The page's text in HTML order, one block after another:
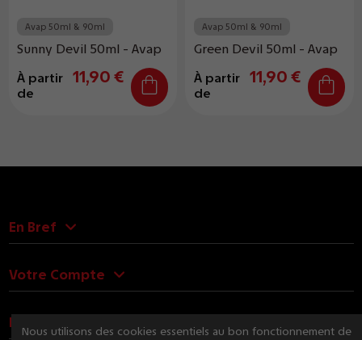
Avap 50ml & 90ml
Sunny Devil 50ml - Avap
À partir
de
11,90 €
Avap 50ml & 90ml
Green Devil 50ml - Avap
À partir
de
11,90 €
En Bref
Votre Compte
Nous Contacter
Nous utilisons des cookies essentiels au bon fonctionnement de